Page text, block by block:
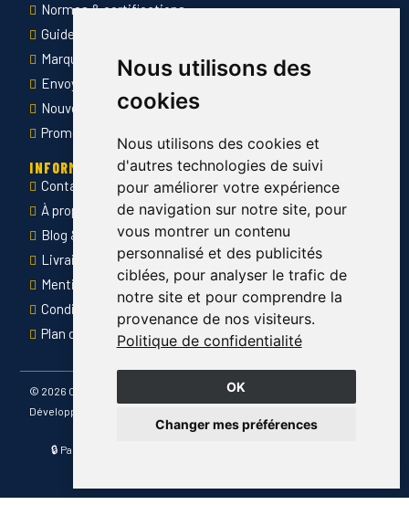
Nous utilisons des
cookies
Nous utilisons des cookies et
d'autres technologies de suivi
pour améliorer votre expérience
de navigation sur notre site, pour
vous montrer un contenu
personnalisé et des publicités
ciblées, pour analyser le trafic de
notre site et pour comprendre la
provenance de nos visiteurs.
Politique de confidentialité
OK
Changer mes préférences
Normes & certifications
Guide des tailles
Marquage des vêtements professionnels
Envoyer Mandats administratifs
Nouveautés
Promotions
INFORMATIONS
Contact
À propos de Côté Pro
Blog & conseils
Livraison & retour
Mentions légales
Conditions générales de ventes
Plan du site
© 2026 Côté Pro
Développé par
🔒 Paiement sécurisé · 📦 Livraison France entière · ✅ Produits